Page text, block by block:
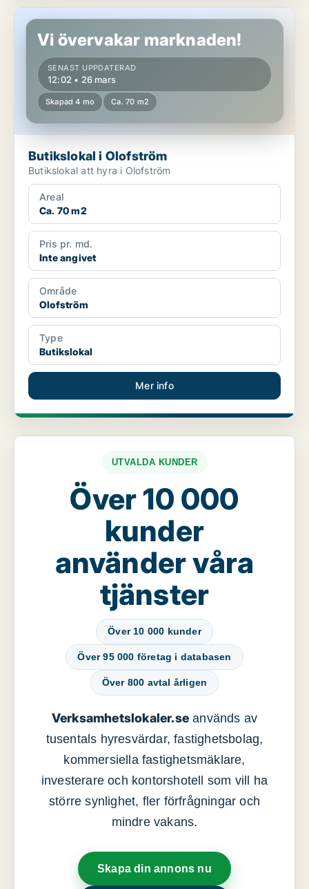
Butikslokal i Olofström
Vi övervakar marknaden!
SENAST UPPDATERAD
12:02 • 26 mars
Skapad 4 mo Ca. 70 m2
Butikslokal i Olofström
Butikslokal att hyra i Olofström
Areal
Ca. 70 m2
Pris pr. md.
Inte angivet
Område
Olofström
Type
Butikslokal
Mer info
UTVALDA KUNDER
Över 10 000
kunder
använder våra
tjänster
Över 10 000 kunder
Över 95 000 företag i databasen
Över 800 avtal årligen
Verksamhetslokaler.se används av
tusentals hyresvärdar, fastighetsbolag,
kommersiella fastighetsmäklare,
investerare och kontorshotell som vill ha
större synlighet, fler förfrågningar och
mindre vakans.
Skapa din annons nu